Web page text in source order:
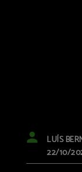
LUÍS
22/10/